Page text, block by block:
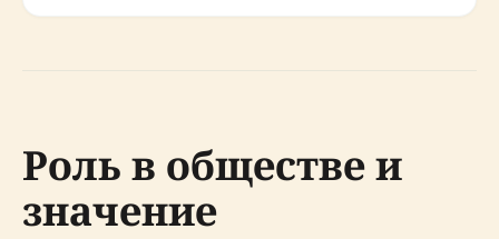
Роль в обществе и
значение